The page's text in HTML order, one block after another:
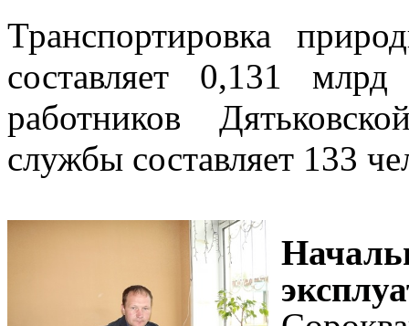
Транспортировка
составляет 0,131
работников
службы составляет 133